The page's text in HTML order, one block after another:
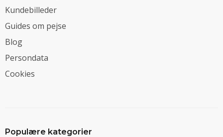
Kundebilleder
Guides om pejse
Blog
Persondata
Cookies
Populære kategorier